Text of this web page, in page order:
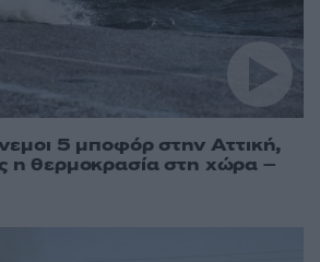
5 μποφόρ στην Αττική,
η θερμοκρασία στη χώρα –